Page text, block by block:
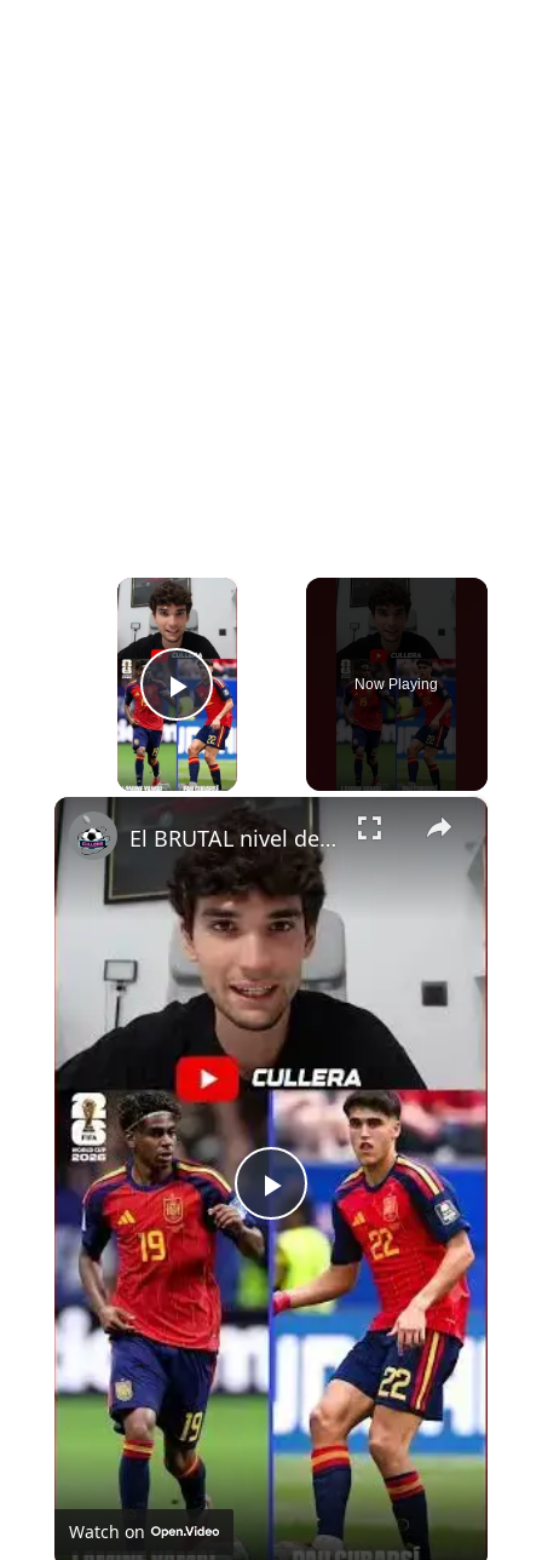
×
Play Video
Now Playing
×
Play
Video
El BRUTAL nivel de Cubarsí
Watch on